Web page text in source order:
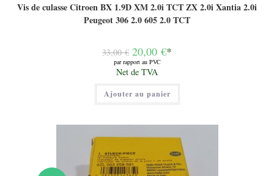
Vis de culasse Citroen BX 1.9D XM 2.0i TCT ZX 2.0i Xantia 2.0i
Peugeot 306 2.0 605 2.0 TCT
33,00€ Le
prix
initial
était :
33,00 €.
20,00 €*
par rapport au PVC
Le
prix
actuel
est :
20,00 €.
Net de TVA
Ajouter au panier